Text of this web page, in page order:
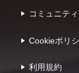
コミュニテ
Cookieポリ
利⽤規約